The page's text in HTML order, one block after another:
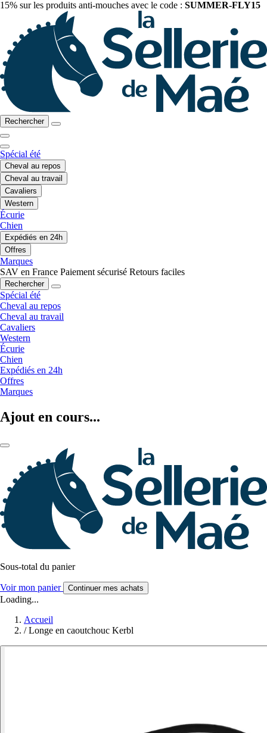
15% sur les produits anti-mouches avec le code : SUMMER-FLY15
Rechercher
Spécial été
Cheval au repos
Cheval au travail
Cavaliers
Western
Écurie
Chien
Expédiés en 24h
Offres
Marques
SAV en France Paiement sécurisé Retours faciles
Rechercher
Spécial été
Cheval au repos
Cheval au travail
Cavaliers
Western
Écurie
Chien
Expédiés en 24h
Offres
Marques
Ajout en cours...
Sous-total du panier
Voir mon panier Continuer mes achats
Loading...
Accueil
/ Longe en caoutchouc Kerbl